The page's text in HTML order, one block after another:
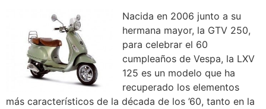
Nacida en 2006 junto a su
hermana mayor, la GTV 250,
para celebrar el 60
cumpleaños de Vespa, la LXV
125 es un modelo que ha
recuperado los elementos
más característicos de la década de los ’60, tanto en la